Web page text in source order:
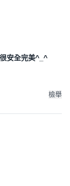
安全完美^_^
檢舉